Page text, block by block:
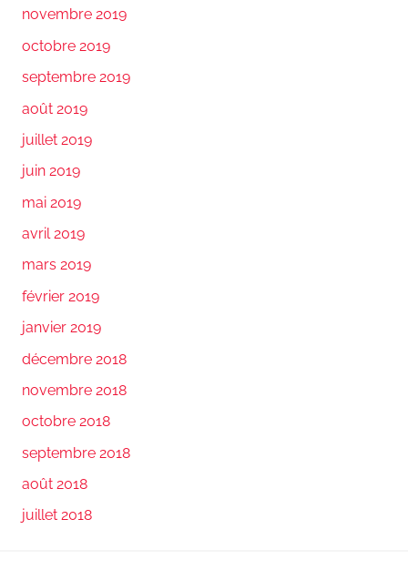
novembre 2019
octobre 2019
septembre 2019
août 2019
juillet 2019
juin 2019
mai 2019
avril 2019
mars 2019
février 2019
janvier 2019
décembre 2018
novembre 2018
octobre 2018
septembre 2018
août 2018
juillet 2018